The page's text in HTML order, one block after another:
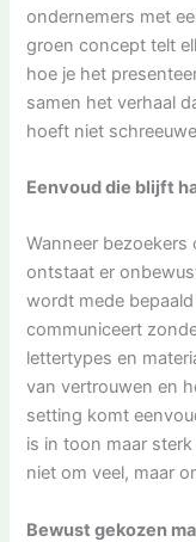
ondernemers met
groen concept telt
hoe je het
samen het verhaal
hoeft niet
Eenvoud die blijft
Wanneer
ontstaat er
wordt mede
communiceert
lettertypes en
van vertrouwen en
setting komt
is in toon maar
niet om veel, maar
Bewust gekozen